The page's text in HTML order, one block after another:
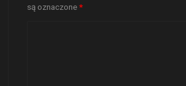
są oznaczone*